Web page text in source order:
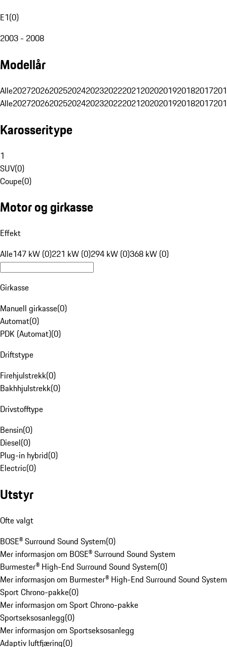
E1(0)
2003 - 2008
Modellår
Alle20272026202520242023202220212020201920182017
Alle20272026202520242023202220212020201920182017
Karosseritype
1
SUV(0)
Coupe(0)
Motor og girkasse
Effekt
Alle147 kW (0)221 kW (0)294 kW (0)368 kW (0)
Girkasse
Manuell girkasse(0)
Automat(0)
PDK (Automat)(0)
Driftstype
Firehjulstrekk(0)
Bakhhjulstrekk(0)
Drivstofftype
Bensin(0)
Diesel(0)
Plug-in hybrid(0)
Electric(0)
Utstyr
Ofte valgt
BOSE® Surround Sound System(0)
Mer informasjon om BOSE® Surround Sound System
Burmester® High-End Surround Sound System(0)
Mer informasjon om Burmester® High-End Surround Sound System
Sport Chrono-pakke(0)
Mer informasjon om Sport Chrono-pakke
Sportseksosanlegg(0)
Mer informasjon om Sportseksosanlegg
Adaptiv luftfjæring(0)